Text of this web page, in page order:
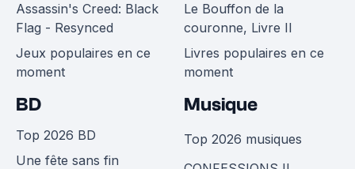
Assassin's Creed: Black
Flag - Resynced
Jeux populaires en ce
moment
Le Bouffon de la
couronne, Livre II
Livres populaires en ce
moment
BD
Top 2026 BD
Une fête sans fin
Musique
Top 2026 musiques